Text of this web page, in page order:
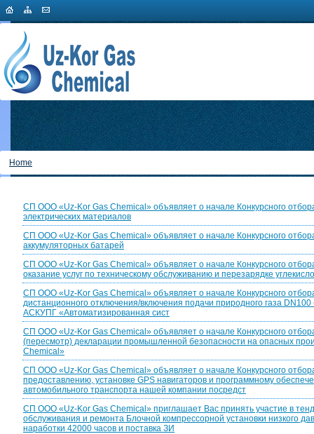
Home
СП ООО «Uz-Kor Gas Chemical» объявляет о начале Конкурсного
электрических материалов
СП ООО «Uz-Kor Gas Chemical» объявляет о начале Конкурсного
аккумуляторных батарей
СП ООО «Uz-Kor Gas Chemical» объявляет о начале Конкурсного
оказание услуг по техническому обслуживанию и перезарядке
СП ООО «Uz-Kor Gas Chemical» объявляет о начале Конкурсного
дистанционного отключения/включения подачи природного газа
АСКУПГ «Автоматизированная сист
СП ООО «Uz-Kor Gas Chemical» объявляет о начале Конкурсного
(пересмотр) декларации промышленной безопасности на опасных
Chemical»
СП ООО «Uz-Kor Gas Chemical» объявляет о начале Конкурсного
предоставлению, установке GPS навигаторов и программному
автомобильного транспорта нашей компании посредст
CП ООО «Uz-Kor Gas Chemical» приглашает Вас принять участие в
обслуживания и ремонта Блочной компрессорной установки низкого
наработки 42000 часов и поставка ЗИ